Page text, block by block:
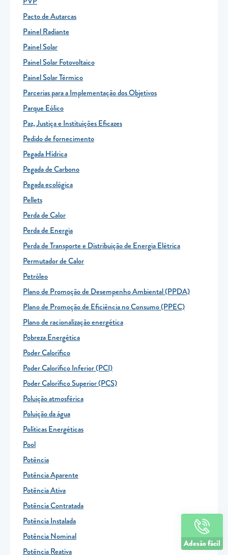
+351 259 348 634
(chamada para a rede fixa nacional)
808 205 005
(custo de chamada local)
Dias úteis das 9h às 21h
Pacto de Autarcas
Painel Radiante
Painel Solar
Painel Solar Fotovoltaico
Painel Solar Térmico
Parcerias para a Implementação dos Objetivos
Parque Eólico
Paz, Justiça e Instituições Eficazes
Pedido de fornecimento
Pegada Hídrica
Pegada de Carbono
Pegada ecológica
Pellets
Perda de Calor
Perda de Energia
Perda de Transporte e Distribuição de Energia Elétrica
Permutador de Calor
Petróleo
Plano de Promoção de Desempenho Ambiental (PPDA)
Plano de Promoção de Eficiência no Consumo (PPEC)
Plano de racionalização energética
Pobreza Energética
Poder Calorífico
Poder Calorífico Inferior (PCI)
Poder Calorífico Superior (PCS)
Poluição atmosférica
Poluição da água
Políticas Energéticas
Pool
Potência
Potência Aparente
Potência Ativa
Potência Contratada
Potência Instalada
Potência Nominal
Potência Reativa
Adesão fácil